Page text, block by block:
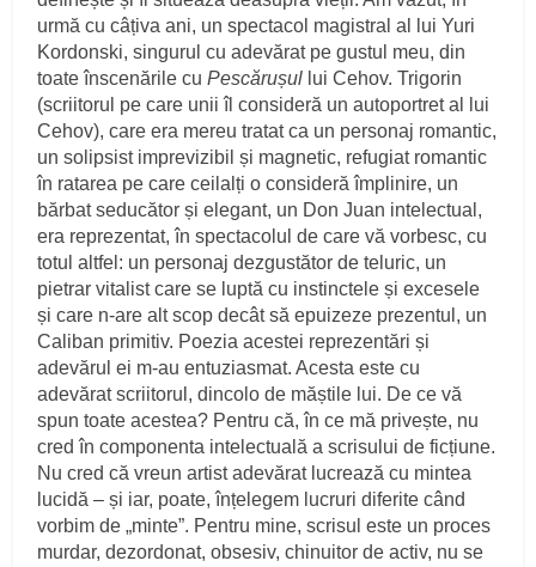
urmă cu câțiva ani, un spectacol magistral al lui Yuri
Kordonski, singurul cu adevărat pe gustul meu, din
toate înscenările cuPescărușul lui Cehov. Trigorin
(scriitorul pe care unii îl consideră un autoportret al lui
Cehov), care era mereu tratat ca un personaj romantic,
un solipsist imprevizibil și magnetic, refugiat romantic
în ratarea pe care ceilalți o consideră împlinire, un
bărbat seducător și elegant, un Don Juan intelectual,
era reprezentat, în spectacolul de care vă vorbesc, cu
totul altfel: un personaj dezgustător de teluric, un
pietrar vitalist care se luptă cu instinctele și excesele
și care n-are alt scop decât să epuizeze prezentul, un
Caliban primitiv. Poezia acestei reprezentări și
adevărul ei m-au entuziasmat. Acesta este cu
adevărat scriitorul, dincolo de măștile lui. De ce vă
spun toate acestea? Pentru că, în ce mă privește, nu
cred în componenta intelectuală a scrisului de ficțiune.
Nu cred că vreun artist adevărat lucrează cu mintea
lucidă – și iar, poate, înțelegem lucruri diferite când
vorbim de „minte”. Pentru mine, scrisul este un proces
murdar, dezordonat, obsesiv, chinuitor de activ, nu se